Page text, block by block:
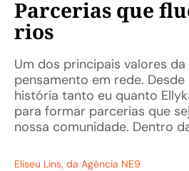
Parcerias que
rios
Um dos principais valores da
pensamento em rede.
história tanto eu quanto
para formar parcerias que
nossa comunidade. Dentro
Eliseu Lins, da Agência NE9